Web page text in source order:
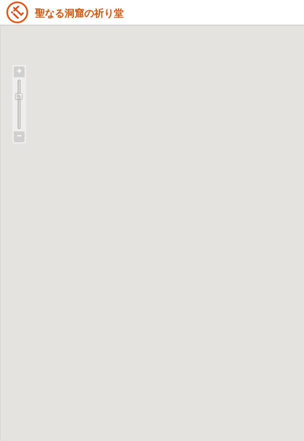
聖なる洞窟の祈り堂
+
−